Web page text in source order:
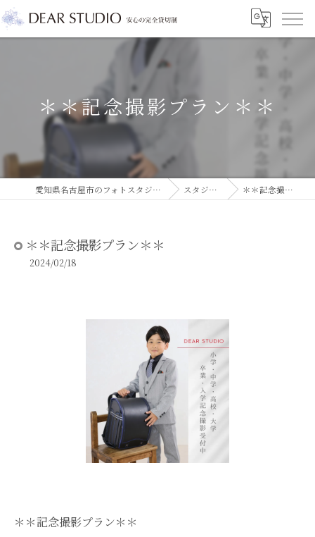
＊＊記念撮影プラン＊＊
愛知県名古屋市のフォトスタジオならDEAR STUDIO スタジオコラム ＊＊記念撮影プラン＊＊
＊＊記念撮影プラン＊＊
2024/02/18
＊＊記念撮影プラン＊＊